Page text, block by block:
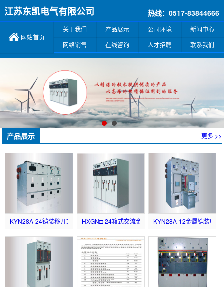
江苏东凯电气有限公司 热线：0517-83844666
网站首页
关于我们 产品展示 公司环境
新闻中心
网络销售
在线咨询 人才招聘 联系我们
产品展示 更多 >>
KYN28A-24铠装移开式交...HXGN□-24箱式交流金属封...KYN28A-12金属铠装中置